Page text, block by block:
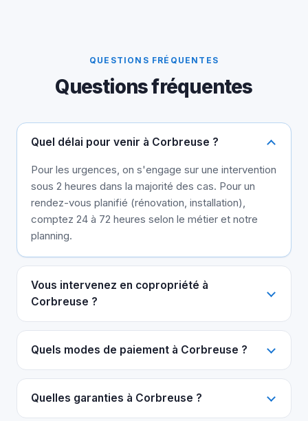
QUESTIONS FRÉQUENTES
Questions fréquentes
Quel délai pour venir à Corbreuse ?
Pour les urgences, on s'engage sur une intervention
sous 2 heures dans la majorité des cas. Pour un
rendez-vous planifié (rénovation, installation),
comptez 24 à 72 heures selon le métier et notre
planning.
Vous intervenez en copropriété à
Corbreuse ?
Quels modes de paiement à Corbreuse ?
Quelles garanties à Corbreuse ?